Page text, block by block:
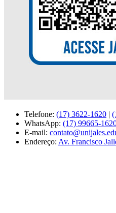
Telefone: (17) 3622-1620 |
WhatsApp: (17) 99665-
E-mail:
Endereço: Av. Francisco